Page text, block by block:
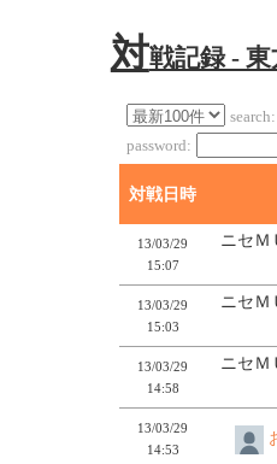
対戦記録 -
search:
password:
対戦日時
13/03/29
15:07
ニセＭ
13/03/29
15:03
ニセＭ
13/03/29
14:58
ニセＭ
13/03/29
14:53